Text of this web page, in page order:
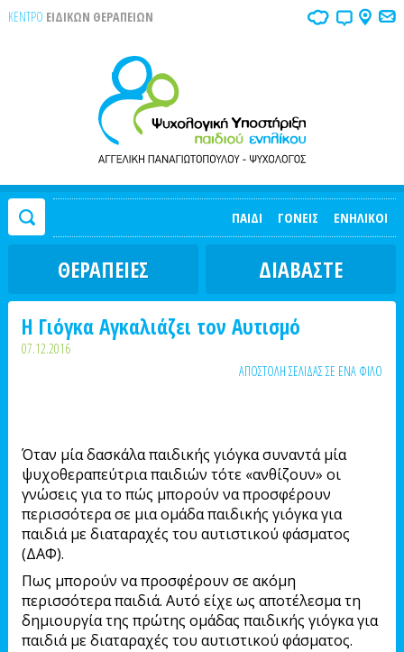
ΚΕΝΤΡΟ ΕΙΔΙΚΩΝ ΘΕΡΑΠΕΙΩΝ
ΠΑΙΔΙ ΓΟΝΕΙΣ ΕΝΗΛΙΚΟΙ
ΘΕΡΑΠΕΙΕΣ ΔΙΑΒΑΣΤΕ
H Γιόγκα Αγκαλιάζει τον Αυτισμό
07.12.2016
ΑΠΟΣΤΟΛΗ ΣΕΛΙΔΑΣ ΣΕ ΕΝΑ ΦΙΛΟ
Όταν μία δασκάλα παιδικής γιόγκα συναντά μία
ψυχοθεραπεύτρια παιδιών τότε «ανθίζουν» οι
γνώσεις για το πώς μπορούν να προσφέρουν
περισσότερα σε μια ομάδα παιδικής γιόγκα για
παιδιά με διαταραχές του αυτιστικού φάσματος
(ΔΑΦ).
Πως μπορούν να προσφέρουν σε ακόμη
περισσότερα παιδιά. Αυτό είχε ως αποτέλεσμα τη
δημιουργία της πρώτης ομάδας παιδικής γιόγκα για
παιδιά με διαταραχές του αυτιστικού φάσματος.